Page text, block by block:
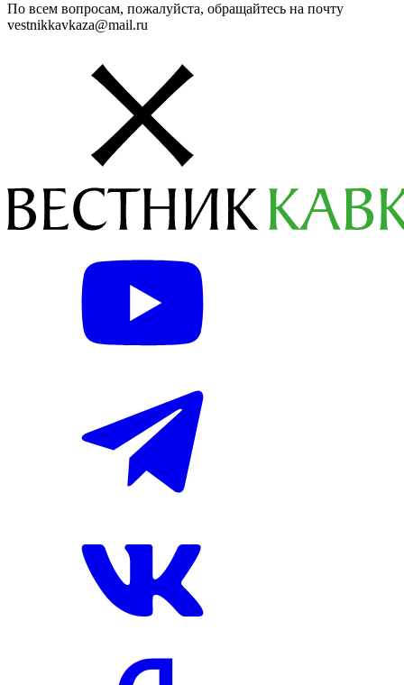
По всем вопросам, пожалуйста, обращайтесь на почту
vestnikkavkaza@mail.ru